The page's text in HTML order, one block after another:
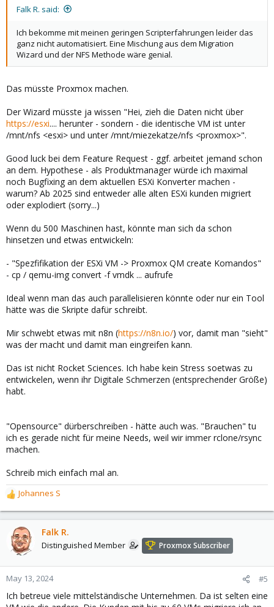
Falk R. said:
Ich bekomme mit meinen geringen Scripterfahrungen leider das
ganz nicht automatisiert. Eine Mischung aus dem Migration
Wizard und der NFS Methode wäre genial.
Das müsste Proxmox machen.
Der Wizard müsste ja wissen "Hei, zieh die Daten nicht über
https://esxi.... herunter - sondern - die identische VM ist unter
/mnt/nfs <esxi> und unter /mnt/miezekatze/nfs <proxmox>".
Good luck bei dem Feature Request - ggf. arbeitet jemand schon
an dem. Hypothese - als Produktmanager würde ich maximal
noch Bugfixing an dem aktuellen ESXi Konverter machen -
warum? Ab 2025 sind entweder alle alten ESXi kunden migriert
oder explodiert (sorry...)
Wenn du 500 Maschinen hast, könnte man sich da schon
hinsetzen und etwas entwickeln:
- "Spezfifikation der ESXi VM -> Proxmox QM create Komandos"
- cp / qemu-img convert -f vmdk ... aufrufe
Ideal wenn man das auch parallelisieren könnte oder nur ein Tool
hätte was die Skripte dafür schreibt.
Mir schwebt etwas mit n8n (https://n8n.io/) vor, damit man "sieht"
was der macht und damit man eingreifen kann.
Das ist nicht Rocket Sciences. Ich habe kein Stress soetwas zu
entwickelen, wenn ihr Digitale Schmerzen (entsprechender Größe)
habt.
"Opensource" dürberschreiben - hätte auch was. "Brauchen" tu
ich es gerade nicht für meine Needs, weil wir immer rclone/rsync
machen.
Schreib mich einfach mal an.
R
e
a
o
n
:
Johannes S
Falk R.
Distinguished Member Proxmox Subscriber
May 13, 2024 #5
Ich betreue viele mittelständische Unternehmen. Da ist selten eine